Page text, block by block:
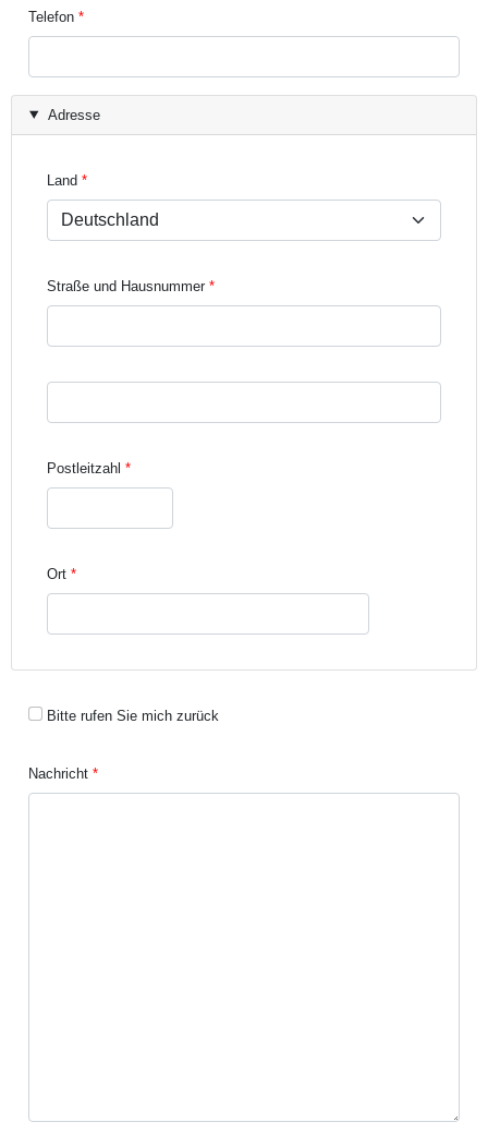
Telefon
Adresse
Land
Straße und Hausnummer
Straße und Hausnummer Zeile 3
Postleitzahl
Ort
Bitte rufen Sie mich zurück
Nachricht